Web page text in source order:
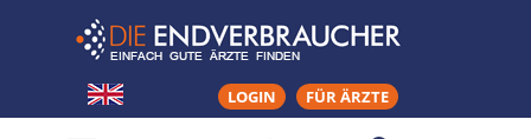
LOGIN FÜR ÄRZTE